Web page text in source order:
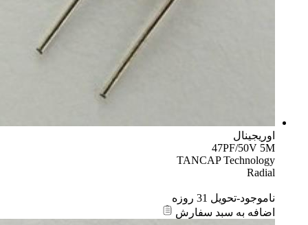
اوریجینال
47PF/50V 5M
TANCAP Technology
Radial
ناموجود-تحویل 31 روزه
اضافه به سبد سفارش